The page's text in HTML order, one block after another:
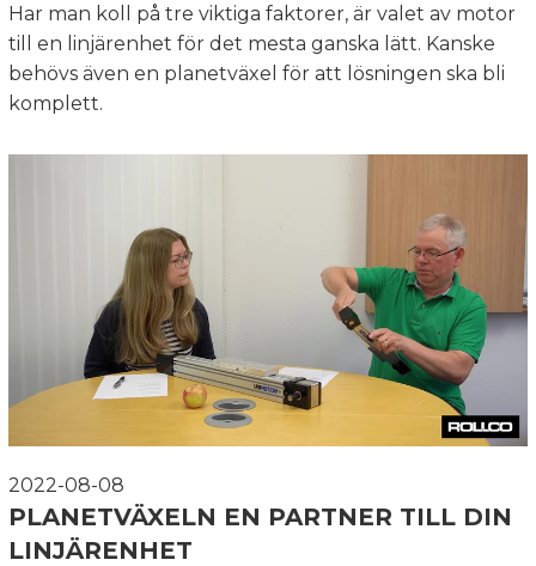
Har man koll på tre viktiga faktorer, är valet av motor
till en linjärenhet för det mesta ganska lätt. Kanske
behövs även en planetväxel för att lösningen ska bli
komplett.
2022-08-08
PLANETVÄXELN EN PARTNER TILL DIN
LINJÄRENHET